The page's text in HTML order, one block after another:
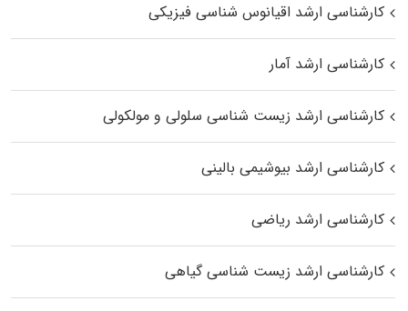
کارشناسی ارشد اقیانوس‌ شناسی فیزیکی
کارشناسی ارشد آمار
کارشناسی ارشد زیست شناسی سلولی و مولکولی
کارشناسی ارشد بیوشیمی بالینی
کارشناسی ارشد ریاضی
کارشناسی ارشد زیست‌ شناسی گیاهی